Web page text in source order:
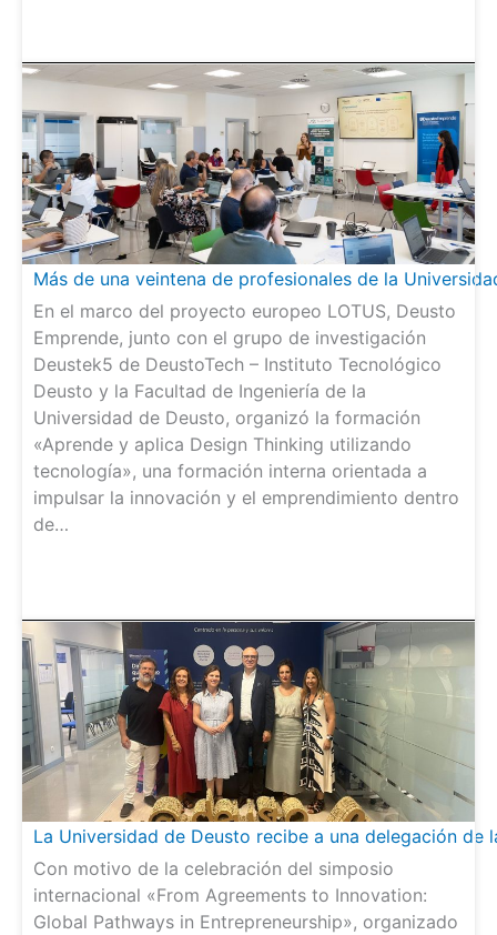
Más de una veintena de profesionales de la
En el marco del proyecto europeo LOTUS, Deusto
Emprende, junto con el grupo de investigación
Deustek5 de DeustoTech – Instituto Tecnológico
Deusto y la Facultad de Ingeniería de la
Universidad de Deusto, organizó la formación
«Aprende y aplica Design Thinking utilizando
tecnología», una formación interna orientada a
impulsar la innovación y el emprendimiento dentro
de…
La Universidad de Deusto recibe a una delegación
Con motivo de la celebración del simposio
internacional «From Agreements to Innovation:
Global Pathways in Entrepreneurship», organizado